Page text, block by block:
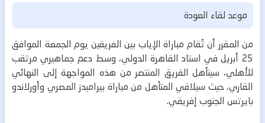
موعد لقاء العودة
من المقرر أن تُقام مباراة الإياب بين الفريقين يوم الجمعة الموافق
25 أبريل في استاد القاهرة الدولي، وسط دعم جماهيري مرتقب
للأهلي، سيتأهل الفريق المنتصر من هذه المواجهة إلى النهائي
القاري، حيث سيلاقي المتأهل من مباراة بيراميدز المصري وأورلاندو
بايرتس الجنوب إفريقي.